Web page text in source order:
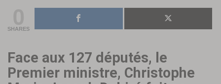
SHARES
Face aux 127 députés, le
Premier ministre, Christophe